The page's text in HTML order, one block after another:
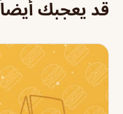
قد يعجبك أيضاً